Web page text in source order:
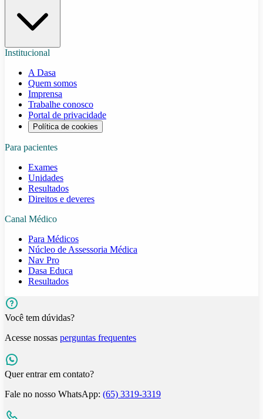
Institucional
A Dasa
Quem somos
Imprensa
Trabalhe conosco
Portal de privacidade
Política de cookies
Para pacientes
Exames
Unidades
Resultados
Direitos e deveres
Canal Médico
Para Médicos
Núcleo de Assessoria Médica
Nav Pro
Dasa Educa
Resultados
Você tem dúvidas?
Acesse nossas perguntas frequentes
Quer entrar em contato?
Fale no nosso WhatsApp: (65) 3319-3319